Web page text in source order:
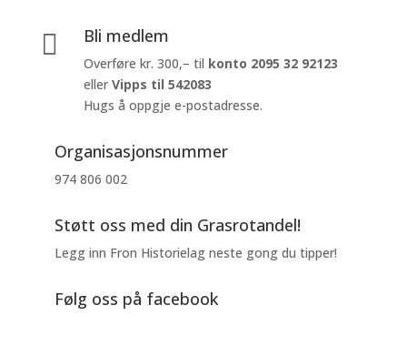
 Bli medlem
Overføre kr. 300,– til konto 2095 32 92123
eller Vipps til 542083
Hugs å oppgje e-postadresse.
Organisasjonsnummer
974 806 002
Støtt oss med din Grasrotandel!
Legg inn Fron Historielag neste gong du tipper!
Følg oss på facebook